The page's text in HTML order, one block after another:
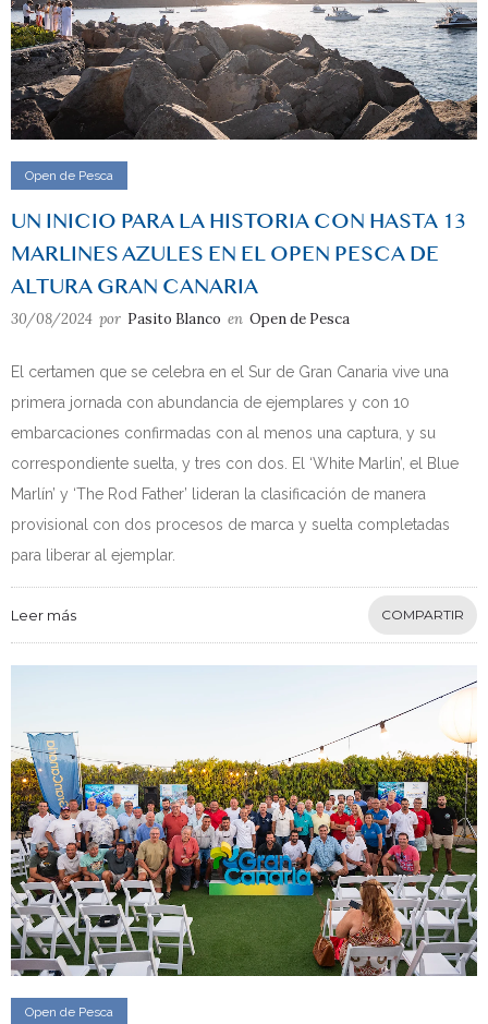
Open de Pesca
UN INICIO PARA LA HISTORIA CON HASTA 13
MARLINES AZULES EN EL OPEN PESCA DE
ALTURA GRAN CANARIA
30/08/2024 por Pasito Blanco en Open de Pesca
El certamen que se celebra en el Sur de Gran Canaria vive una
primera jornada con abundancia de ejemplares y con 10
embarcaciones confirmadas con al menos una captura, y su
correspondiente suelta, y tres con dos. El ‘White Marlin’, el Blue
Marlín’ y ‘The Rod Father’ lideran la clasificación de manera
provisional con dos procesos de marca y suelta completadas
para liberar al ejemplar.
Leer más COMPARTIR
Open de Pesca